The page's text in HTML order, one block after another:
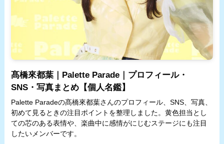
髙橋來都葉｜Palette Parade｜プロフィール・
SNS・写真まとめ【個人名鑑】
Palette Paradeの髙橋來都葉さんのプロフィール、SNS、写真、
初めて見るときの注目ポイントを整理しました。黄色担当とし
ての芯のある表情や、楽曲中に感情がにじむステージにも注目
したいメンバーです。